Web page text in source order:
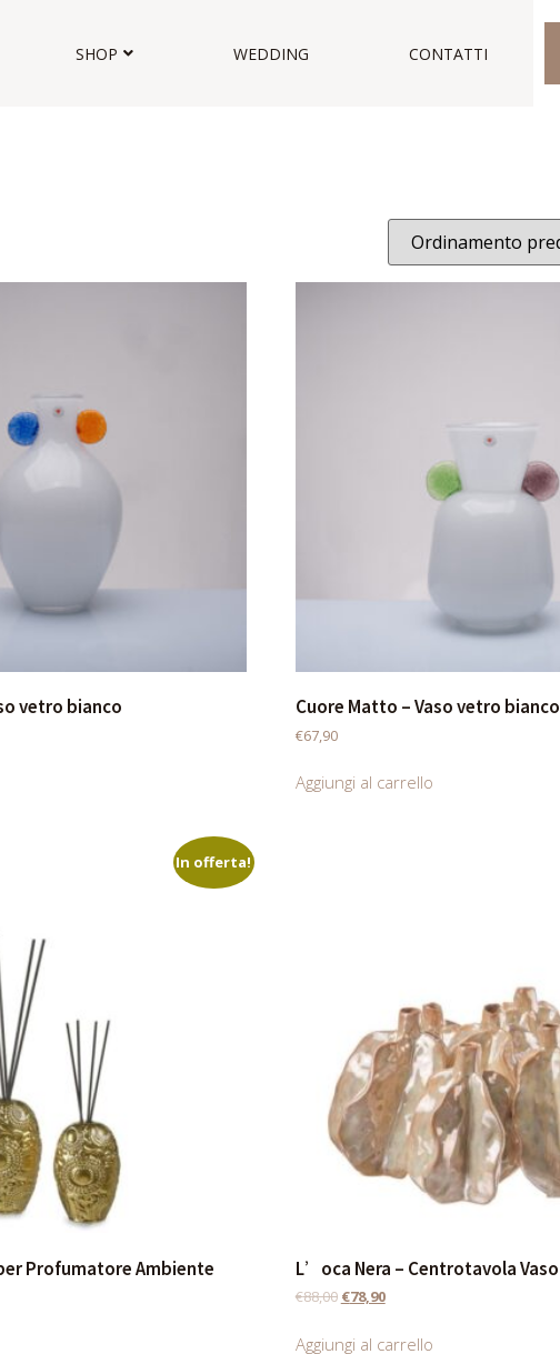
SHOP WEDDING CONTATTI
vetro bianco Cuore Matto – Vaso vetro bianco
€67,90
Aggiungi al carrello
In offerta!
Profumatore Ambiente L’oca Nera – Centrotavola Vaso
€88,00 €78,90
Aggiungi al carrello